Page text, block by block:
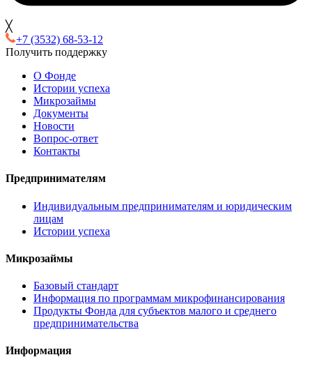
╳
+7 (3532) 68-53-12
Получить поддержку
О Фонде
Истории успеха
Микрозаймы
Документы
Новости
Вопрос-ответ
Контакты
Предпринимателям
Индивидуальным предпринимателям и юридическим
лицам
Истории успеха
Микрозаймы
Базовый стандарт
Информация по программам микрофинансирования
Продукты Фонда для субъектов малого и среднего
предпринимательства
Информация